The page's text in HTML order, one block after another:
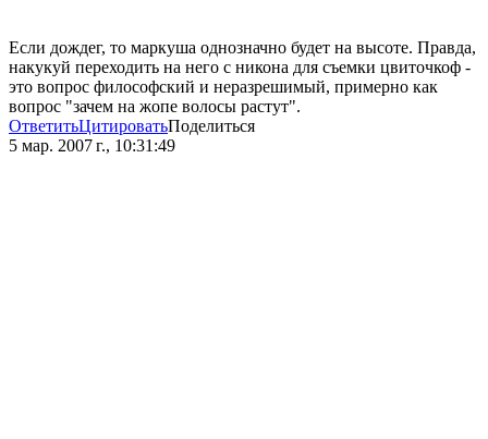
Если дождег, то маркуша однозначно будет на высоте. Правда,
накукуй переходить на него с никона для съемки цвиточкоф -
это вопрос философский и неразрешимый, примерно как
вопрос "зачем на жопе волосы растут".
ОтветитьЦитироватьПоделиться
5 мар. 2007 г., 10:31:49